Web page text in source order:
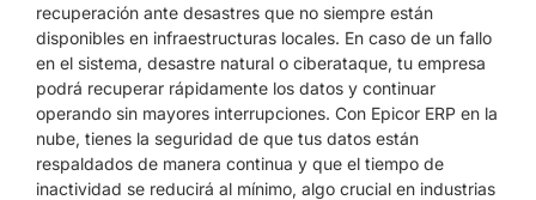
recuperación ante desastres que no siempre están
disponibles en infraestructuras locales. En caso de un fallo
en el sistema, desastre natural o ciberataque, tu empresa
podrá recuperar rápidamente los datos y continuar
operando sin mayores interrupciones. Con Epicor ERP en la
nube, tienes la seguridad de que tus datos están
respaldados de manera continua y que el tiempo de
inactividad se reducirá al mínimo, algo crucial en industrias